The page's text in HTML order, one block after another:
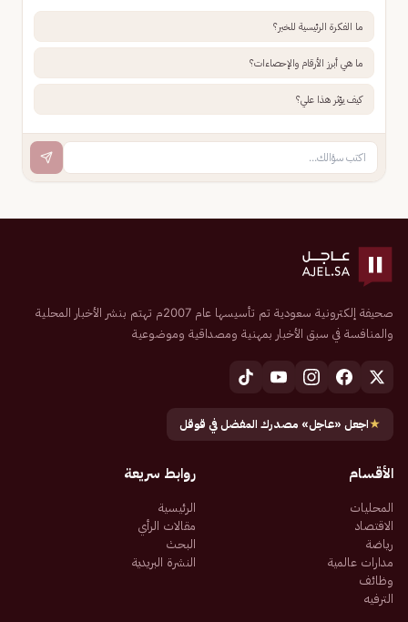
ما الفكرة الرئيسية للخبر؟
ما هي أبرز الأرقام والإحصاءات؟
كيف يؤثر هذا علي؟
صحيفة إلكترونية سعودية تم تأسيسها عام 2007م تهتم بنشر الأخبار المحلية
والمنافسة في سبق الأخبار بمهنية ومصداقية وموضوعية
★اجعل «عاجل» مصدرك المفضل في قوقل
الأقسام
المحليات
الاقتصاد
رياضة
مدارات عالمية
وظائف
الترفيه
روابط سريعة
الرئيسية
مقالات الرأي
البحث
النشرة البريدية